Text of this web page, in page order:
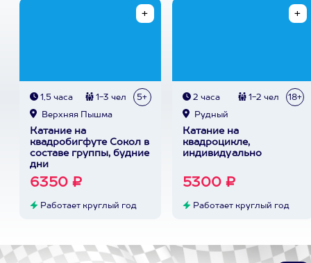
1,5 часа 1-3 чел 5+
Верхняя Пышма
Катание на
квадробигфуте Сокол в
составе группы, будние
дни
6350 ₽
Работает круглый год
2 часа 1-2 чел 18+
Рудный
Катание на
квадроцикле,
индивидуально
5300 ₽
Работает круглый год